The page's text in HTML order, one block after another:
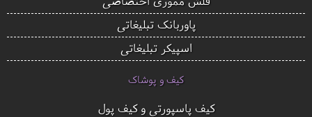
پاوربانک تبلیغاتی
اسپیکر تبلیغاتی
کیف و پوشاک
کیف پاسپورتی و کیف پول